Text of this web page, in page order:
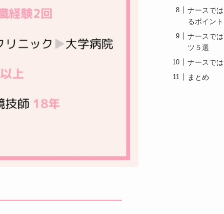
ナースで
るポイン
ナースで
ツ５選
ナースで
まとめ